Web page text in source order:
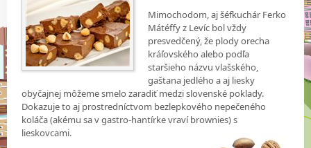
Mimochodom, aj šéfkuchár Ferko
Mátéffy z Levíc bol vždy
presvedčený, že plody orecha
kráľovského alebo podľa
staršieho názvu vlašského,
gaštana jedlého a aj liesky
obyčajnej môžeme smelo zaradiť medzi slovenské poklady.
Dokazuje to aj prostredníctvom bezlepkového nepečeného
koláča (akému sa v gastro-hantírke vraví brownies) s
lieskovcami.